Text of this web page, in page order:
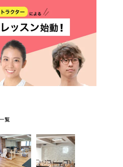
視など、タイプ別診断であなたにぴっ
すぐ見つかります。料金や口コミ、ア
しているので、体験予約前の決断材料
ださい。
覧